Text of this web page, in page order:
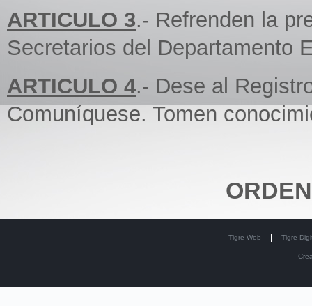
ARTICULO 3.- Refrenden la
Secretarios del Departamento
ARTICULO 4.- Dese al
Comuníquese. Tomen
Tigre Web Tigre